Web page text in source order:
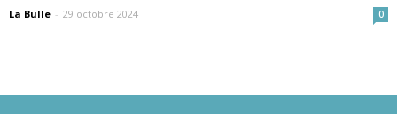
La Bulle - 29 octobre 2024 0